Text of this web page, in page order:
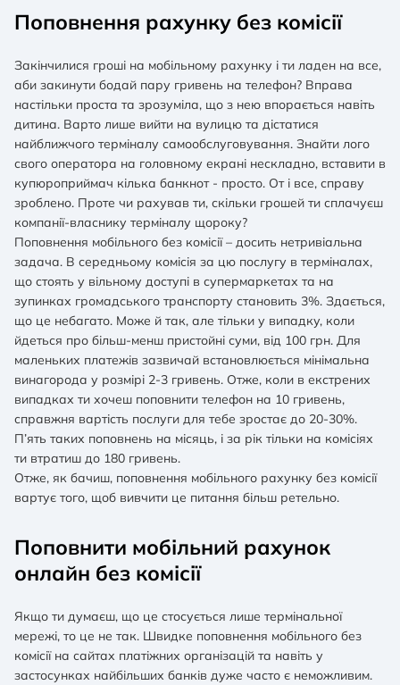
Перекази та оплата послуг без комісії: у додатку
банку ти можеш переказувати кошти на картки
інших фінустанов без комісії. А також сплачувати
комунальні послуги, поповнювати баланс
інтернету – теж без комісії.
Відкривати депозити та замовляти кредити: ти
можеш оформити вигідний депозит та керувати
ним просто з екрану твого смартфону. Так само
зручно тут можна залишити заявку на кредит.
Поповнення без комісії: додавай картку іншого
банку до мобільного інтернет-банкінгу та
переказуй кошти на свій рахунок в Unex Bank без
комісії.
Поповнення рахунку без комісії
Закінчилися гроші на мобільному рахунку і ти ладен на все,
аби закинути бодай пару гривень на телефон? Вправа
настільки проста та зрозуміла, що з нею впорається навіть
дитина. Варто лише вийти на вулицю та дістатися
найближчого терміналу самообслуговування. Знайти лого
свого оператора на головному екрані нескладно, вставити в
купюроприймач кілька банкнот - просто. От і все, справу
зроблено. Проте чи рахував ти, скільки грошей ти сплачуєш
компанії-власнику терміналу щороку?
Поповнення мобільного без комісії – досить нетривіальна
задача. В середньому комісія за цю послугу в терміналах,
що стоять у вільному доступі в супермаркетах та на
зупинках громадського транспорту становить 3%. Здається,
що це небагато. Може й так, але тільки у випадку, коли
йдеться про більш-менш пристойні суми, від 100 грн. Для
маленьких платежів зазвичай встановлюється мінімальна
винагорода у розмірі 2-3 гривень. Отже, коли в екстрених
випадках ти хочеш поповнити телефон на 10 гривень,
справжня вартість послуги для тебе зростає до 20-30%.
П’ять таких поповнень на місяць, і за рік тільки на комісіях
ти втратиш до 180 гривень.
Отже, як бачиш, поповнення мобільного рахунку без комісії
вартує того, щоб вивчити це питання більш ретельно.
Поповнити мобільний рахунок
онлайн без комісії
Якщо ти думаєш, що це стосується лише термінальної
мережі, то це не так. Швидке поповнення мобільного без
комісії на сайтах платіжних організацій та навіть у
застосунках найбільших банків дуже часто є неможливим.